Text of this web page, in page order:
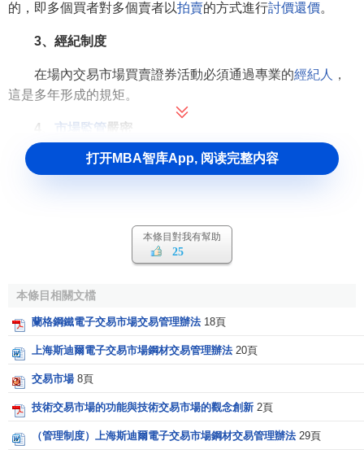
的，即多個買者對多個賣者以拍賣的方式進行討價還價。
3、經紀制度
在場內交易市場買賣證券活動必須通過專業的經紀人
，
這是多年形成的規矩。
4、 市場監管嚴密
在場內交易過程中，證券監督部門及證券交易所對從事
場內交易市場的監管
1）審核上市交易申請。申請證券上市交易的公司必須在
證券發行
局提出上市申請。監管當局據此審查證券的發行日期、數
額、方式，以及發行的完成情況、公司一般情況、申請理由
2）審查證券交易所的初審意見。申請證券上市交易的公
打开MBA智库App, 阅读完整内容
本條目對我有幫助
25
本條目相關文檔
蘭格鋼鐵電子交易市場交易管理辦法 18頁
上海斯迪爾電子交易市場鋼材交易管理辦法 20頁
交易市場 8頁
技術交易市場的功能與技術交易市場的觀念創新 2頁
（管理制度）上海斯迪爾電子交易市場鋼材交易管理辦法 29頁